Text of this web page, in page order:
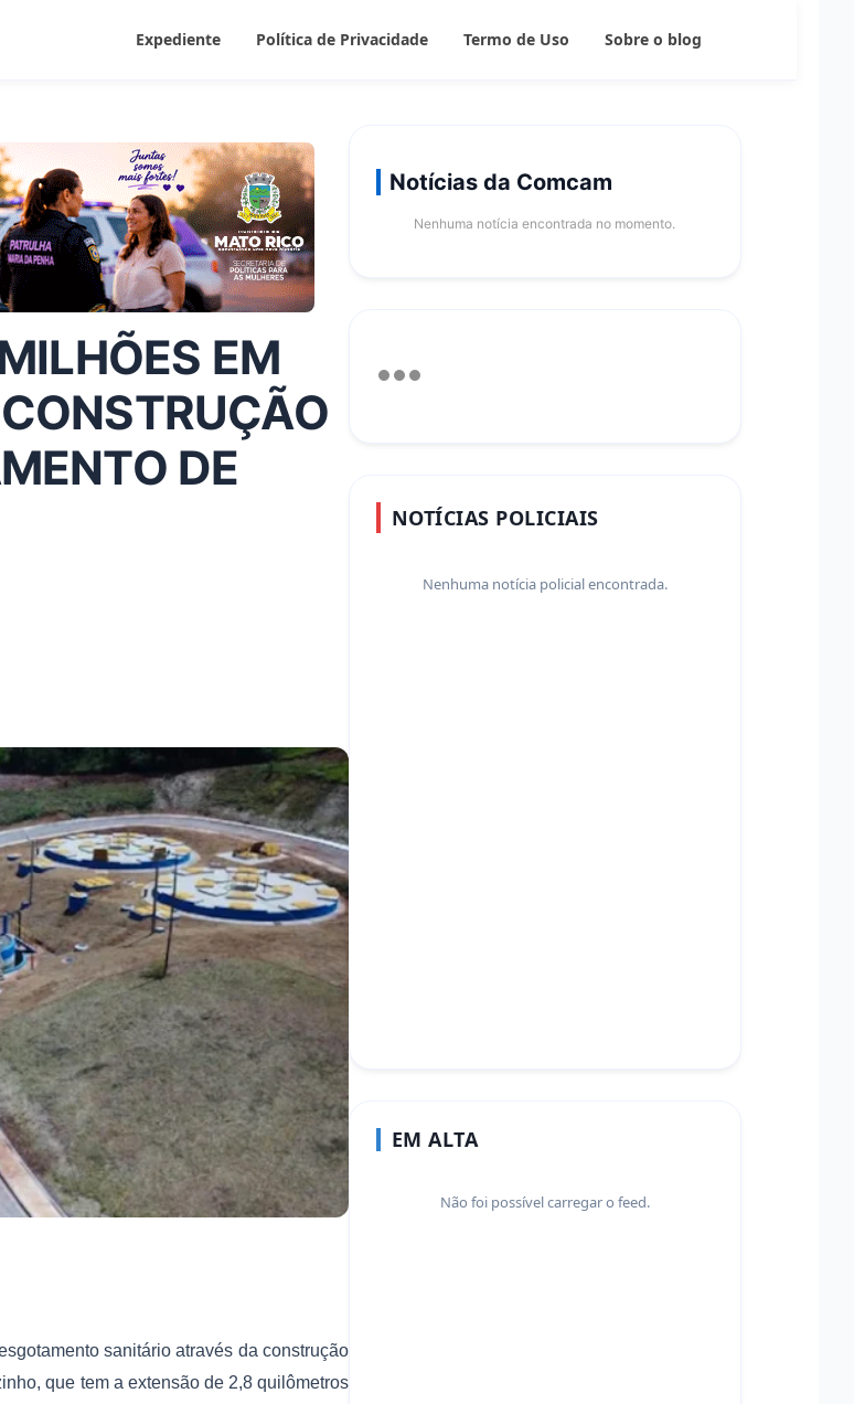
Expediente Política de Privacidade Termo de Uso Sobre o blog
EM
DE
sanitário através da construção
que tem a extensão de 2,8 quilômetros
Notícias da Comcam
Nenhuma notícia encontrada no momento.
NOTÍCIAS POLICIAIS
Nenhuma notícia policial encontrada.
EM ALTA
Não foi possível carregar o feed.